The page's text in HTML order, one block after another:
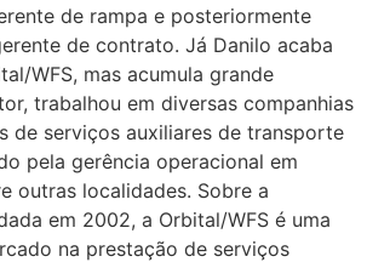
de rampa e posteriormente
de contrato. Já Danilo acaba
WFS, mas acumula grande
trabalhou em diversas companhias
de serviços auxiliares de transporte
pela gerência operacional em
outras localidades. Sobre a
em 2002, a Orbital/WFS é uma
na prestação de serviços